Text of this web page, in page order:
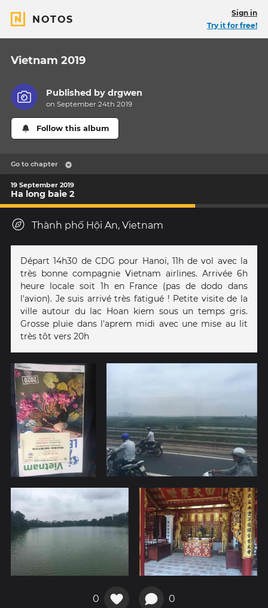
NOTOS
Sign in
Try it for free!
Vietnam 2019
Published bydrgwen
on September 24th 2019
Follow this album
Go to chapter
19 September 2019
Ha long baie 2
Thành phố Hội An, Vietnam
Départ 14h30 de CDG pour Hanoï, 11h de vol avec la
très bonne compagnie Vietnam airlines. Arrivée 6h
heure locale soit 1h en France (pas de dodo dans
l'avion). Je suis arrivé très fatigué ! Petite visite de la
ville autour du lac Hoan kiem sous un temps gris.
Grosse pluie dans l'aprem midi avec une mise au lit
très tôt vers 20h
0 0